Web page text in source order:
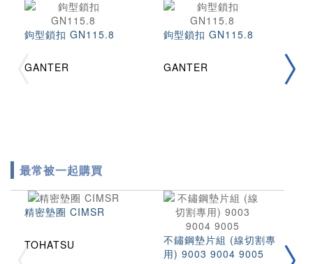
鉤型鎖扣 GN115.8
GANTER
鉤型鎖扣 GN115.8
GANTER
最常被一起購買
精密墊圈 CIMSR
TOHATSU
不鏽鋼墊片組 (線切割專
用) 9003 9004 9005